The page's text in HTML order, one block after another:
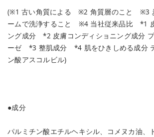
(※1 古い角質による ※2 角質層のこと ※3
ームで洗浄すること ※4 当社従来品比 *1
ング成分 *2 皮膚コンディショニング成分
ーゼ *3 整肌成分 *4 肌をひきしめる成分
ン酸アスコルビル)
●成分
パルミチン酸エチルヘキシル、コメヌカ油、